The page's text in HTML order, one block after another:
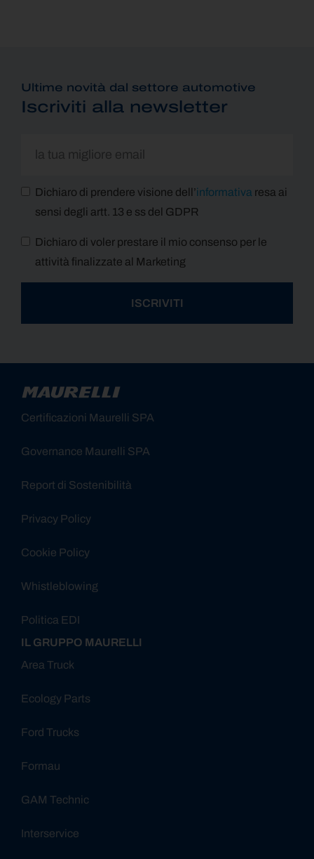
Ultime novità dal settore automotive
Iscriviti alla newsletter
Dichiaro di prendere visione dell’informativa resa ai
sensi degli artt. 13 e ss del GDPR
Dichiaro di voler prestare il mio consenso per le
attività finalizzate al Marketing
ISCRIVITI
Certificazioni Maurelli SPA
Governance Maurelli SPA
Report di Sostenibilità
Privacy Policy
Cookie Policy
Whistleblowing
Politica EDI
IL GRUPPO MAURELLI
Area Truck
Ecology Parts
Ford Trucks
Formau
GAM Technic
Interservice